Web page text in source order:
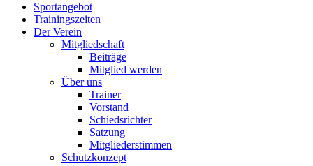
Sportangebot
Trainingszeiten
Der Verein
Mitgliedschaft
Beiträge
Mitglied werden
Über uns
Trainer
Vorstand
Schiedsrichter
Satzung
Mitgliederstimmen
Schutzkonzept